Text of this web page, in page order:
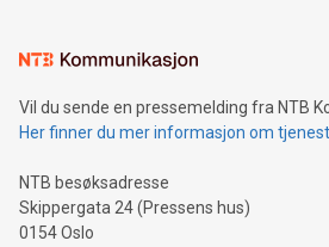
Vil du sende en pressemelding fra NTB
Her finner du mer informasjon om
NTB besøksadresse
Skippergata 24 (Pressens hus)
0154 Oslo